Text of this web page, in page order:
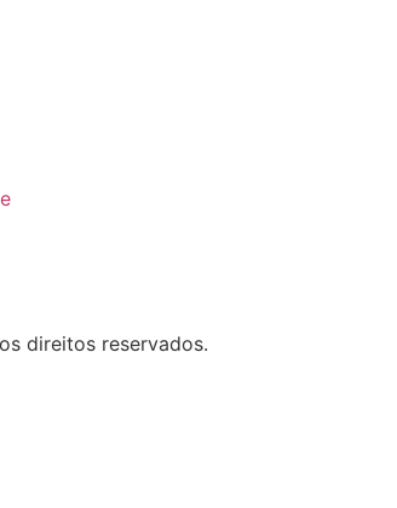
direitos reservados.